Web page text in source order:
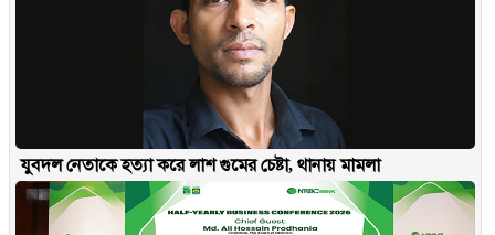
যুবদল নেতাকে হত্যা করে লাশ গুমের চেষ্টা, থানায় মামলা